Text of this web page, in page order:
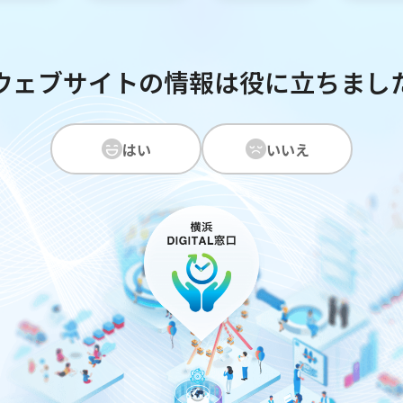
ェブサイトの情報は役に立ちまし
はい いいえ